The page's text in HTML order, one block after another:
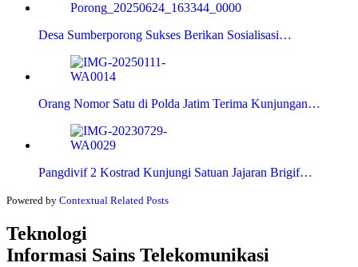
Desa Sumberporong Sukses Berikan Sosialisasi…
Orang Nomor Satu di Polda Jatim Terima Kunjungan…
Pangdivif 2 Kostrad Kunjungi Satuan Jajaran Brigif…
Powered by Contextual Related Posts
Teknologi
Informasi Sains Telekomunikasi